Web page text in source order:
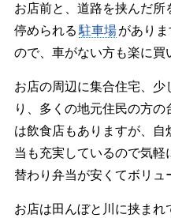
お店前と、道路を挟んだ所
停められる 駐車場があり
ので、車がない方も楽に買
お店の周辺に集合住宅、
り、多くの地元住民の方
は飲食店もありますが、
当も充実しているので気軽
替わり弁当が安くてボリュ
お店は田んぼと川に挟ま